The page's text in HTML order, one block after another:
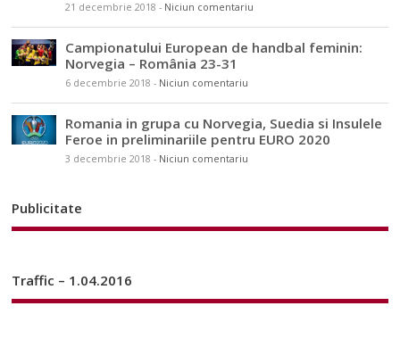
21 decembrie 2018 - Niciun comentariu
Campionatului European de handbal feminin:
Norvegia – România 23-31
6 decembrie 2018 - Niciun comentariu
Romania in grupa cu Norvegia, Suedia si Insulele
Feroe in preliminariile pentru EURO 2020
3 decembrie 2018 - Niciun comentariu
Publicitate
Traffic – 1.04.2016